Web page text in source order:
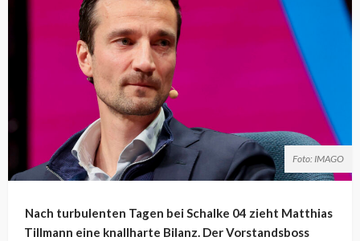
Foto: IMAGO
Nach turbulenten Tagen bei Schalke 04 zieht Matthias
Tillmann eine knallharte Bilanz. Der Vorstandsboss